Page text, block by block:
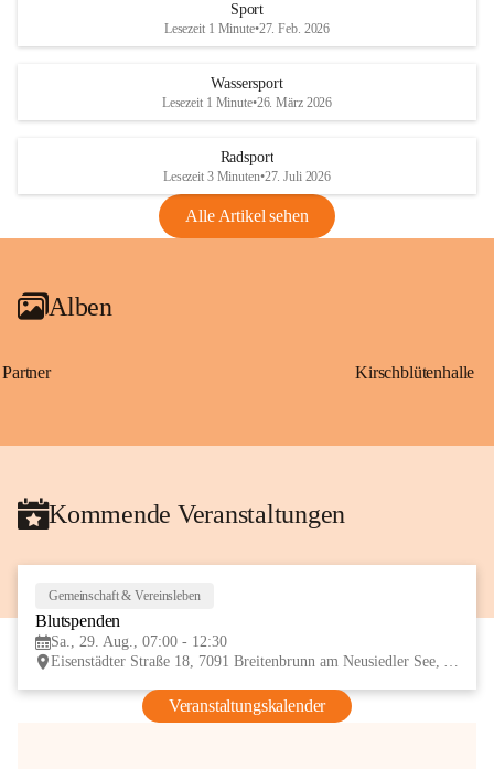
Rebe und der Amerikanischen
Anhang VBl. EU Nr. 18
1 Seite•1,4 MB
VBl. EU Nr. 18_2026
Sport
Lesezeit 1 Minute•27. Feb. 2026
Wassersport
Lesezeit 1 Minute•26. März 2026
Radsport
Lesezeit 3 Minuten•27. Juli 2026
Alle Artikel sehen
Alben
Partner Kirschblütenhalle
Kommende Veranstaltungen
Gemeinschaft & Vereinsleben
Blutspenden
Sa., 29. Aug., 07:00 - 12:30
Eisenstädter Straße 18, 7091 Breitenbrunn am Neusiedler See, AUT
Veranstaltungskalender